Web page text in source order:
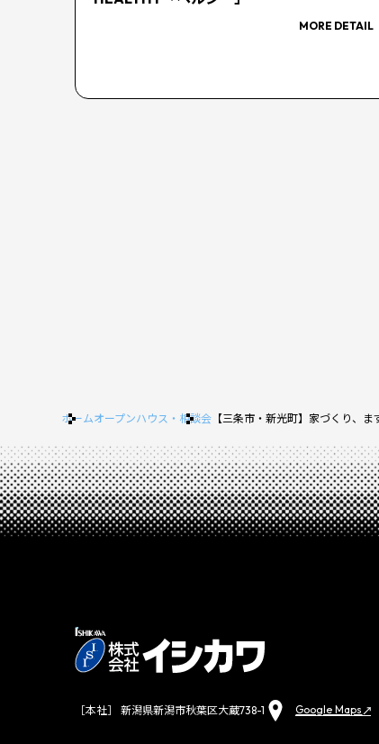
MORE DETAIL
ホームオープンハウス・相談会【三条市・新光町】家づくり、ま
［本社］ 新潟県新潟市秋葉区大蔵738-1 Google Maps